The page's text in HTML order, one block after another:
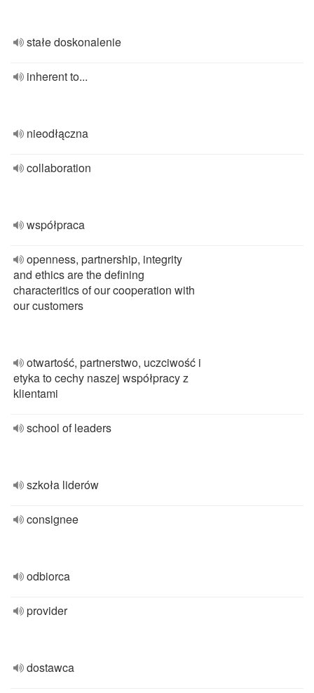
stałe doskonalenie
inherent to...
nieodłączna
collaboration
współpraca
openness, partnership, integrity
and ethics are the defining
characteritics of our cooperation with
our customers
otwartość, partnerstwo, uczciwość i
etyka to cechy naszej współpracy z
klientami
school of leaders
szkoła liderów
consignee
odbiorca
provider
dostawca